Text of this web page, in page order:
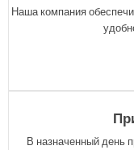
Наша компания
В назначенный день